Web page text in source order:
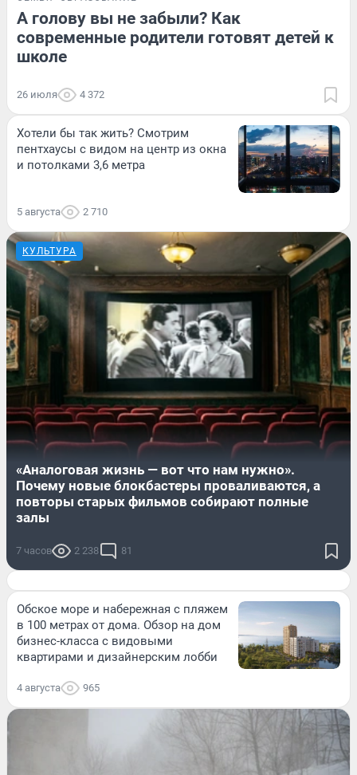
А голову вы не забыли? Как
современные родители готовят детей к
школе
26 июля 4 372
Хотели бы так жить? Смотрим
пентхаусы с видом на центр из окна
и потолками 3,6 метра
5 августа 2 710
КУЛЬТУРА
«Аналоговая жизнь — вот что нам нужно».
Почему новые блокбастеры проваливаются, а
повторы старых фильмов собирают полные
залы
7 часов 2 238 81
Обское море и набережная с пляжем
в 100 метрах от дома. Обзор на дом
бизнес-класса с видовыми
квартирами и дизайнерским лобби
4 августа 965